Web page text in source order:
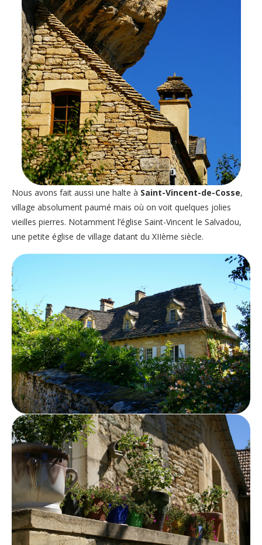
Nous avons fait aussi une halte à Saint-Vincent-de-Cosse,
village absolument paumé mais où on voit quelques jolies
vieilles pierres. Notamment l’église Saint-Vincent le Salvadou,
une petite église de village datant du XIIème siècle.